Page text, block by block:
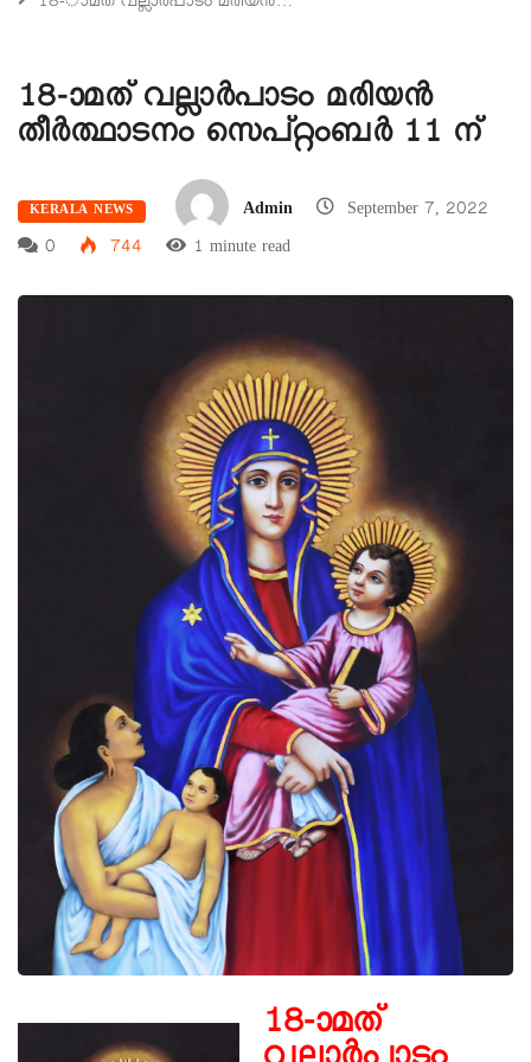
18-ാമത് വല്ലാർപാടം മരിയൻ
തീർത്ഥാടനം സെപ്റ്റംബർ 11 ന്
KERALA NEWS Admin
September 7, 2022
0
744 1 minute read
18-ാമത്